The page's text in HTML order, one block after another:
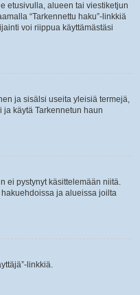
etusivulla, alueen tai viestiketjun
“Tarkennettu haku”-linkkiä
voi riippua käyttämästäsi
ja sisälsi useita yleisiä termejä,
käytä Tarkennetun haun
ei pystynyt käsittelemään niitä.
hakuehdoissa ja alueissa joilta
linkkiä.